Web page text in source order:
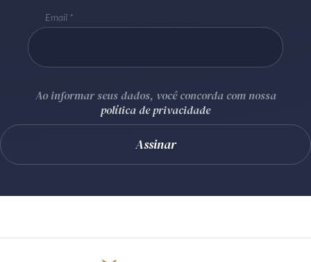
Email
Ao informar seus dados, você concorda com nossa
política de privacidade